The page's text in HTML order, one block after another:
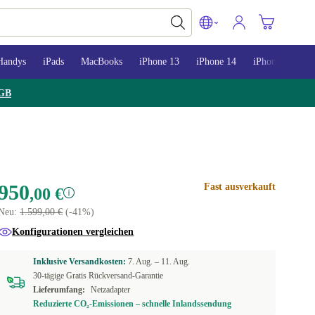
iPads MacBooks iPhone 13 iPhone 14 iPhone 15
,00 €
1.599,00 €(-41%)
Fast ausverkauft
Konfigurationen vergleichen
Inklusive Versandkosten:7. Aug. – 11. Aug.
30-tägige Gratis Rückversand-Garantie
Lieferumfang:
Netzadapter
Reduzierte CO₂-Emissionen – schnelle Inlandssendung